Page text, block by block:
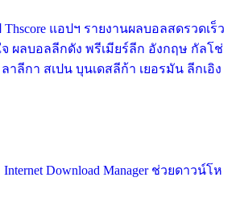
แอปฯ รายงานผลบอลสดรวดเร็ว
ผลบอลลีกดัง พรีเมียร์ลีก อังกฤษ กัลโช่
ลาลีกา สเปน บุนเดสลีก้า เยอรมัน ลีกเอิง
Download Manager ช่วยดาวน์โห